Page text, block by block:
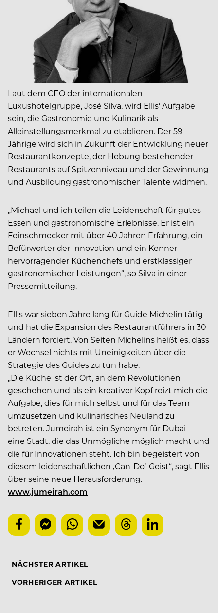
Laut dem CEO der internationalen
Luxushotelgruppe, José Silva, wird Ellis‘ Aufgabe
sein, die Gastronomie und Kulinarik als
Alleinstellungsmerkmal zu etablieren. Der 59-
Jährige wird sich in Zukunft der Entwicklung neuer
Restaurantkonzepte, der Hebung bestehender
Restaurants auf Spitzenniveau und der Gewinnung
und Ausbildung gastronomischer Talente widmen.
„Michael und ich teilen die Leidenschaft für gutes
Essen und gastronomische Erlebnisse. Er ist ein
Feinschmecker mit über 40 Jahren Erfahrung, ein
Befürworter der Innovation und ein Kenner
hervorragender Küchenchefs und erstklassiger
gastronomischer Leistungen“, so Silva in einer
Pressemitteilung.
Ellis war sieben Jahre lang für Guide Michelin tätig
und hat die Expansion des Restaurantführers in 30
Ländern forciert. Von Seiten Michelins heißt es, dass
er Wechsel nichts mit Uneinigkeiten über die
Strategie des Guides zu tun habe.
„Die Küche ist der Ort, an dem Revolutionen
geschehen und als ein kreativer Kopf reizt mich die
Aufgabe, dies für mich selbst und für das Team
umzusetzen und kulinarisches Neuland zu
betreten. Jumeirah ist ein Synonym für Dubai –
eine Stadt, die das Unmögliche möglich macht und
die für Innovationen steht. Ich bin begeistert von
diesem leidenschaftlichen ‚Can-Do‘-Geist“, sagt Ellis
über seine neue Herausforderung.
www.jumeirah.com
NÄCHSTER ARTIKEL
VORHERIGER ARTIKEL